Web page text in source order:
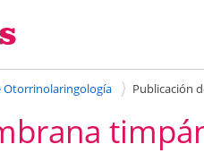
Otorrinolaringología Publicación